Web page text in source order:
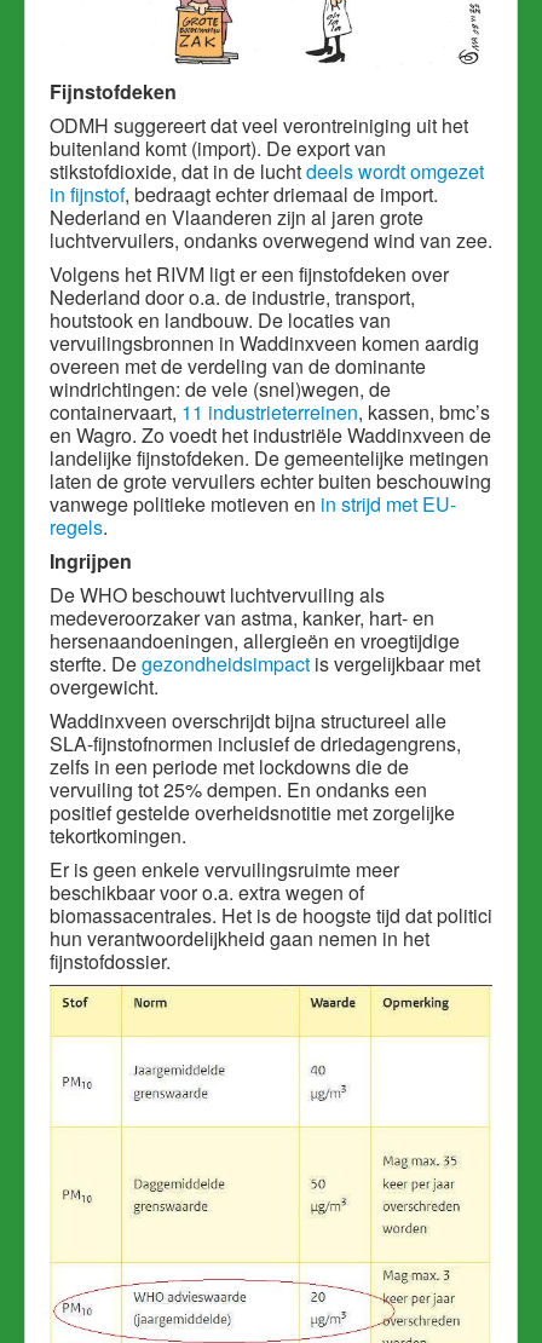
Fijnstofdeken
ODMH suggereert dat veel verontreiniging uit het
buitenland komt (import). De export van
stikstofdioxide, dat in de luchtdeels wordt omgezet
in fijnstof, bedraagt echter driemaal de import.
Nederland en Vlaanderen zijn al jaren grote
luchtvervuilers, ondanks overwegend wind van zee.
Volgens het RIVM ligt er een fijnstofdeken over
Nederland door o.a. de industrie, transport,
houtstook en landbouw. De locaties van
vervuilingsbronnen in Waddinxveen komen aardig
overeen met de verdeling van de dominante
windrichtingen: de vele (snel)wegen, de
containervaart, 11 industrieterreinen, kassen, bmc’s
en Wagro. Zo voedt het industriële Waddinxveen de
landelijke fijnstofdeken. De gemeentelijke metingen
laten de grote vervuilers echter buiten beschouwing
vanwege politieke motieven en in strijd met EU-
regels.
Ingrijpen
De WHO beschouwt luchtvervuiling als
medeveroorzaker van astma, kanker, hart- en
hersenaandoeningen, allergieën en vroegtijdige
sterfte. Degezondheidsimpact is vergelijkbaar met
overgewicht.
Waddinxveen overschrijdt bijna structureel alle
SLA-fijnstofnormen inclusief de driedagengrens,
zelfs in een periode met lockdowns die de
vervuiling tot 25% dempen. En ondanks een
positief gestelde overheidsnotitie met zorgelijke
tekortkomingen.
Er is geen enkele vervuilingsruimte meer
beschikbaar voor o.a. extra wegen of
biomassacentrales. Het is de hoogste tijd dat politici
hun verantwoordelijkheid gaan nemen in het
fijnstofdossier.